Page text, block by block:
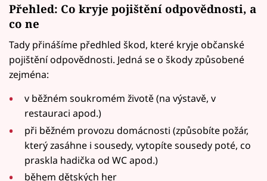
Přehled: Co kryje pojištění odpovědnosti, a
co ne
Tady přinášíme předhled škod, které kryje občanské
pojištění odpovědnosti. Jedná se o škody způsobené
zejména:
v běžném soukromém životě (na výstavě, v
restauraci apod.)
při běžném provozu domácnosti (způsobíte požár,
který zasáhne i sousedy, vytopíte sousedy poté, co
praskla hadička od WC apod.)
během dětských her